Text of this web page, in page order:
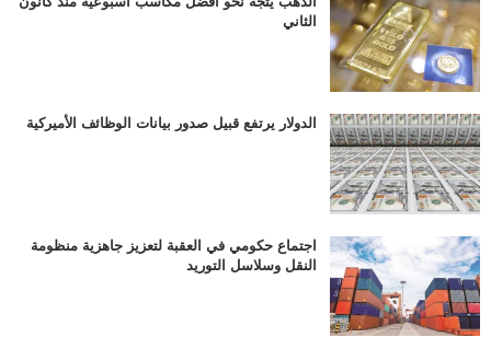
الثاني
الدولار يرتفع قبيل صدور بيانات الوظائف الأميركية
اجتماع حكومي في العقبة لتعزيز جاهزية منظومة
النقل وسلاسل التوريد